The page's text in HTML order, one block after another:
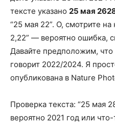
тексте указано 25 мая
“25 мая 22”. О, смотрите
2,22” — вероятно ошибка,
Давайте предположим, что
говорит 2022/2024. Я
опубликована в Nature
Проверка текста: “25 мая
вероятно 2021 год или